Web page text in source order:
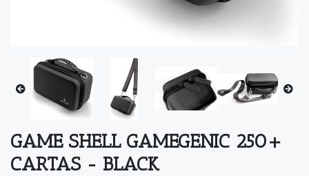
GAME SHELL GAMEGENIC 250+
CARTAS - BLACK